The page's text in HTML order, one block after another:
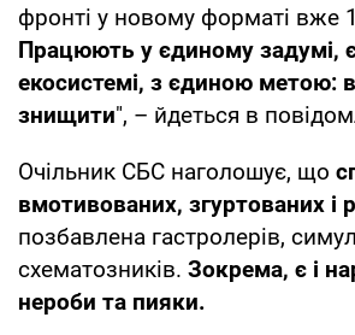
фронті у новому форматі вже
Працюють у єдиному задумі,
екосистемі, з єдиною метою:
знищити", – йдеться в
Очільник СБС наголошує, що
вмотивованих, згуртованих і
позбавлена гастролерів,
схематозників. Зокрема, є і
нероби та пияки.